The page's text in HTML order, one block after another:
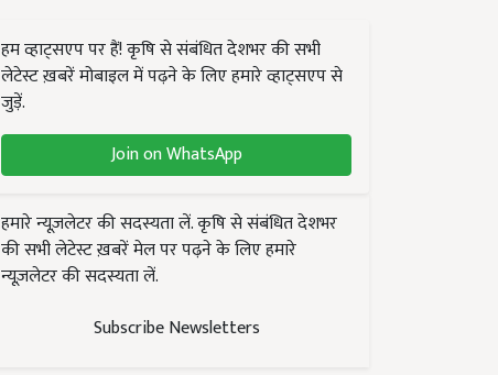
हम व्हाट्सएप पर हैं! कृषि से संबंधित देशभर की सभी
लेटेस्ट ख़बरें मोबाइल में पढ़ने के लिए हमारे व्हाट्सएप से
जुड़ें.
Join on WhatsApp
हमारे न्यूज़लेटर की सदस्यता लें. कृषि से संबंधित देशभर
की सभी लेटेस्ट ख़बरें मेल पर पढ़ने के लिए हमारे
न्यूज़लेटर की सदस्यता लें.
Subscribe Newsletters